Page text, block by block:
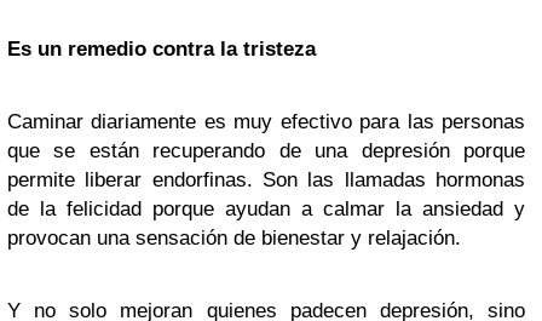
Es un remedio contra la tristeza
Caminar diariamente es muy efectivo para las personas
que se están recuperando de una depresión porque
permite liberar endorfinas. Son las llamadas hormonas
de la felicidad porque ayudan a calmar la ansiedad y
provocan una sensación de bienestar y relajación.
Y no solo mejoran quienes padecen depresión, sino